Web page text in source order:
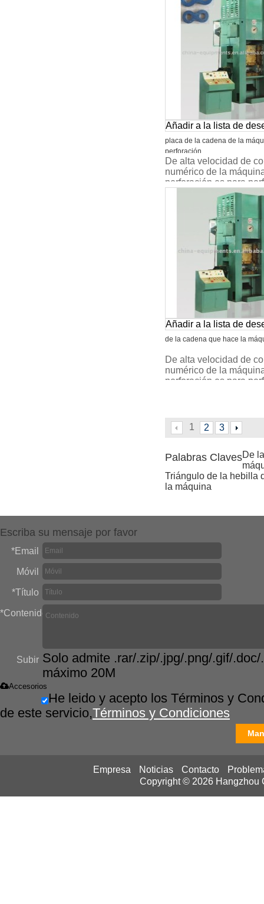
Añadir a la lista de
placa de la cadena de la
perforación
De alta velocidad de
numérico de la
perforación es para
placa de la cadena, es
máquina de la
Añadir a la lista de
de la cadena que hace la
De alta velocidad de
numérico de la
perforación es para
1 2 3
Palabras ClavesDe
Triángulo de la hebilla
la máquina
Escriba su mensaje por favor
*Email
Móvil
*Título
*Contenido
Subir Solo admite .rar/.zip/.jpg/.png/.gif/
máximo 20M
Accesorios
He leido y acepto los Términos y
de este servicio,Términos y Condiciones
Empresa Noticias Contacto
Copyright © 2026 Hangzhou